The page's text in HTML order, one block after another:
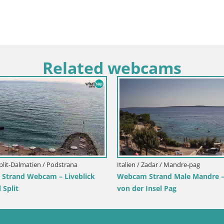
Related webcams
Italien / Sardinien / Santa Teresa Gallura
Webcam Rena di Levante – Liveblick von
Italien /
Webcam